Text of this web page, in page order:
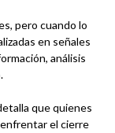
pero cuando lo
en señales
análisis
que quienes
el cierre